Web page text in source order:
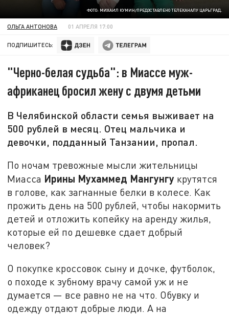
ФОТО: МИХАИЛ КУМИН/ПРЕДОСТАВЛЕНО ТЕЛЕКАНАЛУ ЦАРЬГРАД.
ОЛЬГА АНТОНОВА 01 АПРЕЛЯ 17:00
ПОДПИШИТЕСЬ:
"Черно-белая судьба": в Миассе муж-
африканец бросил жену с двумя детьми
В Челябинской области семья выживает на
500 рублей в месяц. Отец мальчика и
девочки, подданный Танзании, пропал.
По ночам тревожные мысли жительницы
Миасса Ирины Мухаммед Мангунгу крутятся
в голове, как загнанные белки в колесе. Как
прожить день на 500 рублей, чтобы накормить
детей и отложить копейку на аренду жилья,
которые ей по дешевке сдает добрый
человек?
О покупке кроссовок сыну и дочке, футболок,
о походе к зубному врачу самой уж и не
думается — все равно не на что. Обувку и
одежду отдают добрые люди. А на